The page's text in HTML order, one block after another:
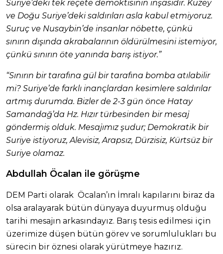
Suriye’deki tek reçete demoktisinin inşasıdır. Kuzey
ve Doğu Suriye’deki saldırıları asla kabul etmiyoruz.
Suruç ve Nusaybin’de insanlar nöbette, çünkü
sınırın dışında akrabalarının öldürülmesini istemiyor,
çünkü sınırın öte yanında barış istiyor.”
“Sınırın bir tarafına gül bir tarafına bomba atılabilir
mi? Suriye’de farklı inançlardan kesimlere saldırılar
artmış durumda. Bizler de 2-3 gün önce Hatay
Samandağ’da Hz. Hızır türbesinden bir mesaj
göndermiş olduk. Mesajımız şudur; Demokratik bir
Suriye istiyoruz, Alevisiz, Arapsız, Dürzisiz, Kürtsüz bir
Suriye olamaz.
Abdullah Öcalan ile görüşme
DEM Parti olarak Öcalan’ın İmralı kapılarını biraz da
olsa aralayarak bütün dünyaya duyurmuş olduğu
tarihi mesajın arkasındayız. Barış tesis edilmesi için
üzerimize düşen bütün görev ve sorumlulukları bu
sürecin bir öznesi olarak yürütmeye hazırız.